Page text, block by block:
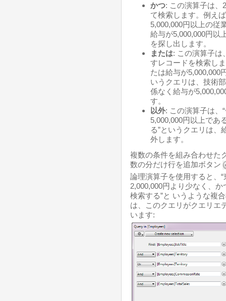
かつ: この演算子は、
て検索します。例え
5,000,000円以上の従
給与が5,000,000円以
を探し出します。
または: この演算子は
すレコードを検索し
たは給与が5,000,000
いうクエリは、技術
係なく給与が
す。
以外: この演算子は、
5,000,000円以上であ
る”というクエリは、
外します。
複数の条件を組み合わせた
数の分だけ行を追加ボタン
論理演算子を使用すると、
2,000,000円より少なく、
検索する”と いうような複
は、このクエリがクエリエ
います: